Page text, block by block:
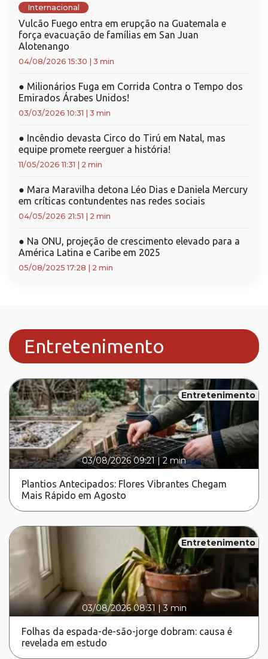
Internacional
Vulcão Fuego entra em erupção na Guatemala e
força evacuação de famílias em San Juan
Alotenango
04/08/2026 15:30 3 min
● Milionários Fuga em Corrida Contra o Tempo dos
Emirados Árabes Unidos!
03/03/2026 10:31 3 min
● Incêndio devasta Circo do Tirú em Natal, mas
equipe promete reerguer a história!
11/05/2026 11:31 2 min
● Mara Maravilha detona Léo Dias e Daniela Mercury
em críticas contundentes nas redes sociais
04/05/2026 21:51 2 min
● Na ONU, projeção de crescimento elevado para a
América Latina e Caribe em 2025
05/08/2025 17:28 2 min
Entretenimento
Entretenimento
03/08/2026 09:21|2 min
Plantios Antecipados: Flores Vibrantes Chegam
Mais Rápido em Agosto
Entretenimento
03/08/2026 08:31 |3 min
Folhas da espada-de-são-jorge dobram: causa é
revelada em estudo